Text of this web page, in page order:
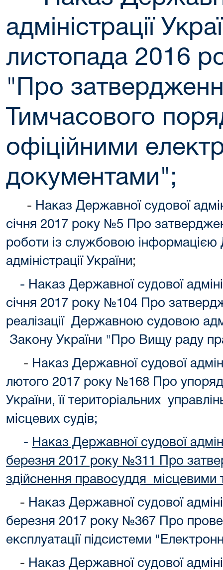
адміністрації
листопада 2016
"Про
Тимчасового
офіційними
документами";
- Наказ Державної судової
січня 2017 року №5 Про
роботи із службовою інформацією
адміністрації України;
- Наказ Державної судової
січня 2017 року №104 Про
реалізації Державною судовою
Закону України "Про Вищу раду
- Наказ Державної судової
лютого 2017 року №168 Про
України, її територіальних
місцевих судів;
- Наказ Державної судової
березня 2017 року №311 Про
здійснення правосуддя місцевими
- Наказ Державної судової
березня 2017 року №367 Про
експлуатації підсистеми
- Наказ Державної судової